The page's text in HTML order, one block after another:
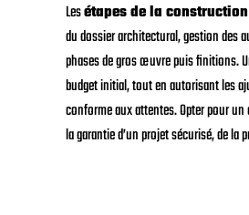
Lesétapes de la construction
du dossier architectural, gestion des
phases de gros œuvre puis finitions.
budget initial, tout en autorisant les
conforme aux attentes. Opter pour
la garantie d’un projet sécurisé, de la